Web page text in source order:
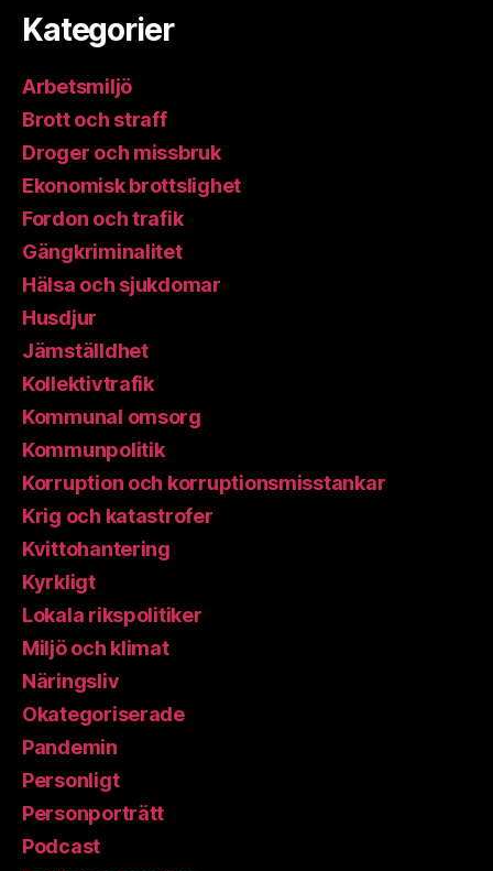
Kategorier
Arbetsmiljö
Brott och straff
Droger och missbruk
Ekonomisk brottslighet
Fordon och trafik
Gängkriminalitet
Hälsa och sjukdomar
Husdjur
Jämställdhet
Kollektivtrafik
Kommunal omsorg
Kommunpolitik
Korruption och korruptionsmisstankar
Krig och katastrofer
Kvittohantering
Kyrkligt
Lokala rikspolitiker
Miljö och klimat
Näringsliv
Okategoriserade
Pandemin
Personligt
Personporträtt
Podcast